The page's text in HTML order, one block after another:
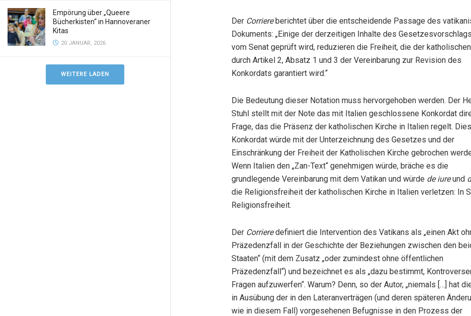
Empörung über „Queere
Bücherkisten“ in Hannoveraner
Kitas
20 JANUAR, 2026
WEITERE LADEN
Der Corriereberichtet über die entscheidende Passage des
Dokuments: „Einige der derzeitigen Inhalte des
vom Senat geprüft wird, reduzieren die Freiheit, die der
durch Artikel 2, Absatz 1 und 3 der Vereinbarung zur Revision des
Konkordats garantiert wird.“
Die Bedeutung dieser Notation muss hervorgehoben werden. Der
Stuhl stellt mit der Note das mit Italien geschlossene Konkordat
Frage, das die Präsenz der katholischen Kirche in Italien regelt.
Konkordat würde mit der Unterzeichnung des Gesetzes und der
Einschränkung der Freiheit der Katholischen Kirche gebrochen
Wenn Italien den „Zan-Text“ genehmigen würde, bräche es die
grundlegende Vereinbarung mit dem Vatikan und würde de iureund
die Religionsfreiheit der katholischen Kirche in Italien verletzen: In
Religionsfreiheit.
Der Corrieredefiniert die Intervention des Vatikans als „einen Akt
Präzedenzfall in der Geschichte der Beziehungen zwischen den
Staaten“ (mit dem Zusatz „oder zumindest ohne öffentlichen
Präzedenzfall“) und bezeichnet es als „dazu bestimmt,
Fragen aufzuwerfen“. Warum? Denn, so der Autor, „niemals […] hat
in Ausübung der in den Lateranverträgen (und deren späteren
wie in diesem Fall) vorgesehenen Befugnisse in den Prozess der